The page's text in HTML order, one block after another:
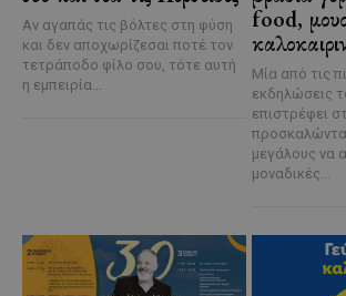
Αν αγαπάς τις βόλτες στη φύση
και δεν αποχωρίζεσαι ποτέ τον
τετράποδο φίλο σου, τότε αυτή
η εμπειρία...
food,
Μία από τις
εκδηλώσεις
επιστρέφει
μεγάλους να
μοναδικές...